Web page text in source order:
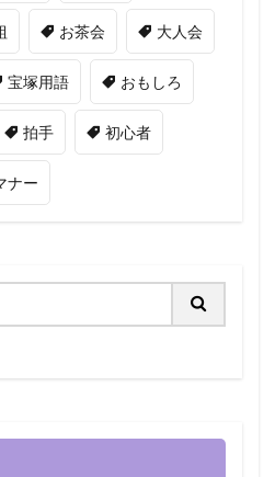
お茶会 大人会
宝塚用語 おもしろ
拍手 初心者
ナー